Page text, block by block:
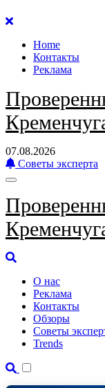
Перейти
содержанию
Home
Контакты
Реклама
07.08.2026
Советы эксперта
О нас
Реклама
Контакты
Обзоры
Советы
Trends